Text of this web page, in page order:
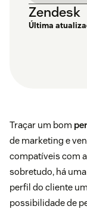
Zendesk
Última
Traçar um bom
de marketing e
compatíveis com
sobretudo, há
perfil do cliente
possibilidade de